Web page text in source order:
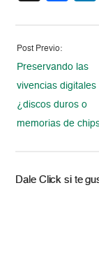
Post Previo:
Preservando las
vivencias digitales
¿discos duros o
memorias de
Dale Click si te